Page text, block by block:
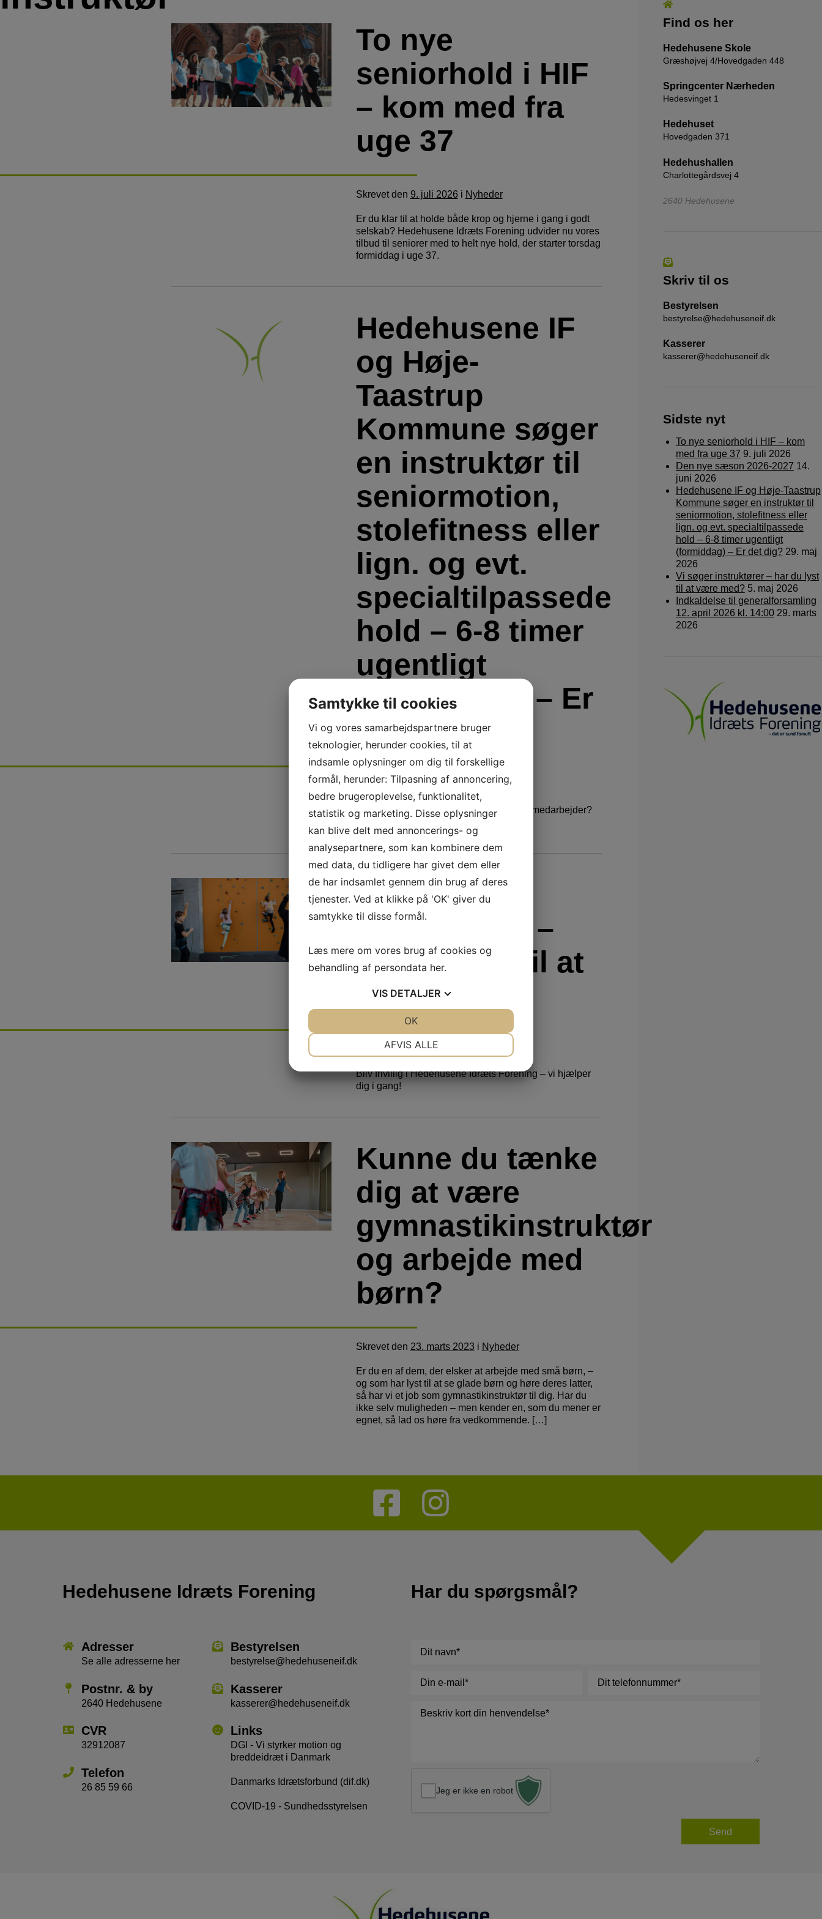
To nye
seniorhold i HIF
– kom med fra
uge 37
Skrevetden 9. juli 2026 i Nyheder
Er du klar til at holde både krop og hjerne i gang i godt
selskab? Hedehusene Idræts Forening udvider nu vores
tilbud til seniorer med to helt nye hold, der starter torsdag
formiddag i uge 37.
Hedehusene IF
og Høje-
Taastrup
Kommune søger
en instruktør til
seniormotion,
stolefitness eller
lign. og evt.
specialtilpassede
hold – 6-8 timer
ugentligt
(formiddag) – Er
det dig?
Skrevet den29. maj 2026iNyheder
Er det dig vi søger som vores nye deltidsmedarbejder?
Stillingsannonce maj 2026
Vi søger
instruktører –
har du lyst til at
være med?
Skrevetden5. maj 2026
Bliv frivillig i Hedehusene Idræts Forening – vi hjælper
dig i gang!
Kunne du tænke
dig at være
gymnastikinstruktør
og arbejde med
børn?
Skrevetden 23. marts 2023 i Nyheder
Er du en af dem, der elsker at arbejde med små børn, –
og som har lyst til at se glade børn og høre deres latter,
så har vi et job som gymnastikinstruktør til dig. Har du
ikke selv muligheden – men kender en, som du mener er
egnet, så lad os høre fra vedkommende. […]
Find os her
Hedehusene Skole
Græshøjvej 4/Hovedgaden 448
Springcenter Nærheden
Hedesvinget 1
Hedehuset
Hovedgaden 371
Hedehushallen
Charlottegårdsvej 4
2640 Hedehusene
Skriv til os
Bestyrelsen
bestyrelse@hedehuseneif.dk
Kasserer
kasserer@hedehuseneif.dk
Sidste nyt
To nye seniorhold i HIF – kom
med fra uge 37 9. juli 2026
Den nye sæson 2026-2027 14.
juni 2026
Hedehusene IF og Høje-Taastrup
Kommune søger en instruktør til
seniormotion, stolefitness eller
lign. og evt. specialtilpassede
hold – 6-8 timer ugentligt
(formiddag) – Er det dig? 29. maj
2026
Vi søger instruktører – har du lyst
til at være med? 5. maj 2026
Indkaldelse til generalforsamling
12. april 2026 kl. 14:00 29. marts
2026
Hedehusene Idræts Forening
Adresser
Se alle adresserne her
Postnr. & by
2640 Hedehusene
CVR
32912087
Telefon
26 85 59 66
Bestyrelsen
bestyrelse@hedehuseneif.dk
Kasserer
kasserer@hedehuseneif.dk
Links
DGI - Vi styrker motion og
breddeidræt i Danmark
Danmarks Idrætsforbund (dif.dk)
COVID-19 - Sundhedsstyrelsen
Har du spørgsmål?
mail
Jeg er ikke en robot
Samtykke til cookies
Vi og vores samarbejdspartnere bruger
teknologier, herunder cookies, til at
indsamle oplysninger om dig til forskellige
formål, herunder: Tilpasning af annoncering,
bedre brugeroplevelse, funktionalitet,
statistik og marketing. Disse oplysninger
kan blive delt med annoncerings- og
analysepartnere, som kan kombinere dem
med data, du tidligere har givet dem eller
de har indsamlet gennem din brug af deres
tjenester. Ved at klikke på 'OK' giver du
samtykke til disse formål.
Læs mere om vores brug af cookies og
behandling af persondata her.
VIS DETALJER
MARKETING
AFVIS ALLE
OK